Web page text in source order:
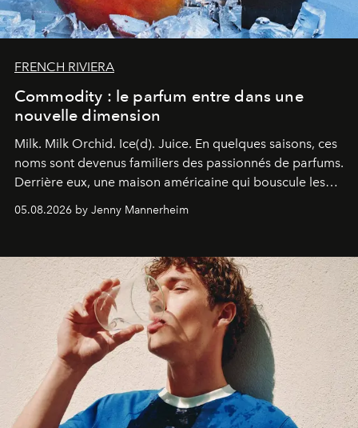
FRENCH RIVIERA
Commodity : le parfum entre dans une
nouvelle dimension
Milk. Milk Orchid. Ice(d). Juice. En quelques saisons, ces
noms sont devenus familiers des passionnés de parfums.
Derrière eux, une maison américaine qui bouscule les
codes de la parfumerie contemporaine en proposant
une approche aussi intuitive que personnelle :
05.08.2026 by Jenny Mannerheim